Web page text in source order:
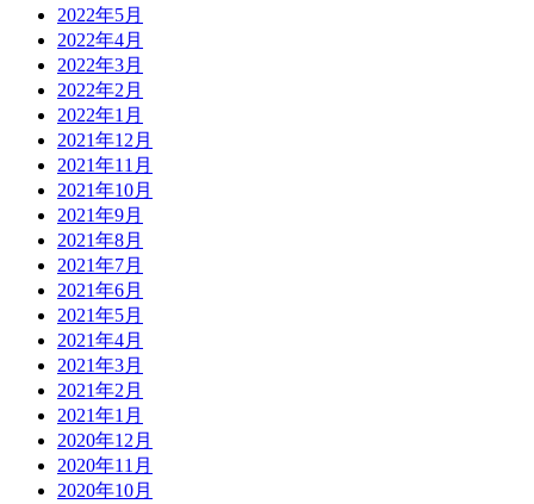
2022年5月
2022年4月
2022年3月
2022年2月
2022年1月
2021年12月
2021年11月
2021年10月
2021年9月
2021年8月
2021年7月
2021年6月
2021年5月
2021年4月
2021年3月
2021年2月
2021年1月
2020年12月
2020年11月
2020年10月